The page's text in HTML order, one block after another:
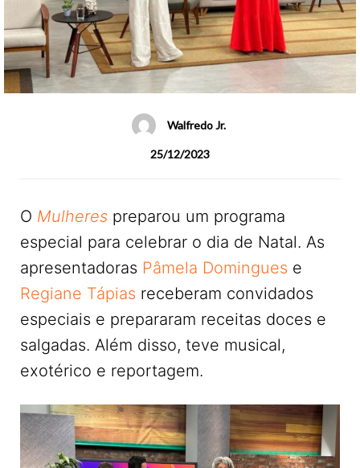
Walfredo Jr.
25/12/2023
O Mulheres preparou um programa
especial para celebrar o dia de Natal. As
apresentadoras Pâmela Domingues e
Regiane Tápias receberam convidados
especiais e prepararam receitas doces e
salgadas. Além disso, teve musical,
exotérico e reportagem.